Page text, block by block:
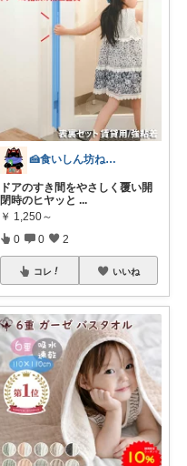
🍰食いしん坊ねっこ🍩毎日タロット占い
ドアのすき間をやさしく覆い開
閉時のヒヤッと ...
￥ 1,250～
0 0 2
コレ いいね